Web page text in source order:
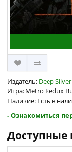
Издатель: Deep Silver
Игра: Metro Redux
Наличие: Есть в
- Ознакомиться
Доступные